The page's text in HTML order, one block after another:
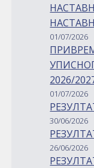
01/07/2026
2026/
01/07/2026
30/06/2026
26/06/2026